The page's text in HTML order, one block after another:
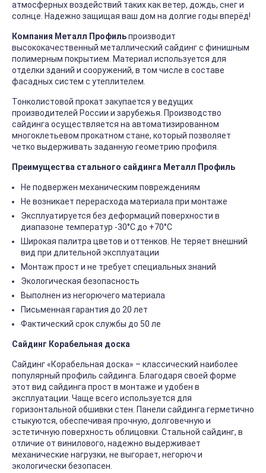
атмосферных воздействий таких как ветер, дождь, снег и
солнце. Надежно защищая ваш дом на долгие годы вперёд!
Компания Металл Профильпроизводит
высококачественный металлический сайдинг с финишным
полимерным покрытием. Материал используется для
отделки зданий и сооружений, в том числе в составе
фасадных систем с утеплителем.
Тонколистовой прокат закупается у ведущих
производителей России и зарубежья. Производство
сайдинга осуществляется на автоматизированном
многоклетьевом прокатном стане, который позволяет
четко выдерживать заданную геометрию профиля.
Преимущества стального сайдинга Металл Профиль
Не подвержен механическим повреждениям
Не возникает перерасхода материала при монтаже
Эксплуатируется без деформаций поверхности в
диапазоне температур -30°C до +70°C
Широкая палитра цветов и оттенков. Не теряет внешний
вид при длительной эксплуатации
Монтаж прост и не требует специальных знаний
Экологическая безопасность
Выполнен из негорючего материала
Письменная гарантия до 20 лет
Фактический срок службы до 50 ле
Сайдинг Корабельная доска
Сайдинг «Корабельная доска» – классический наиболее
популярный профиль сайдинга. Благодаря своей форме
этот вид сайдинга прост в монтаже и удобен в
эксплуатации. Чаще всего используется для
горизонтальной обшивки стен. Панели сайдинга герметично
стыкуются, обеспечивая прочную, долговечную и
эстетичную поверхность облицовки. Стальной сайдинг, в
отличие от винилового, надежно выдерживает
механические нагрузки, не выгорает, негорюч и
экологически безопасен.